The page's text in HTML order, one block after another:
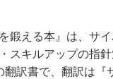
鍛える本』は、サ
スキルアップの指
翻訳書で、翻訳は